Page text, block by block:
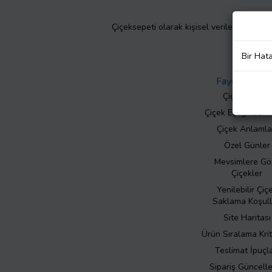
Çiçeksepeti olarak kişisel verilerinizin
Faydalı Bilgiler
Çiçek Bakımı
Çiçek Eşliğinde
Çiçek
Özel Günler
Mevsimlere
Çiçekler
Yenilebilir
Saklama
Site Haritası
Ürün Sıralama
Teslimat
Sipariş
Bir